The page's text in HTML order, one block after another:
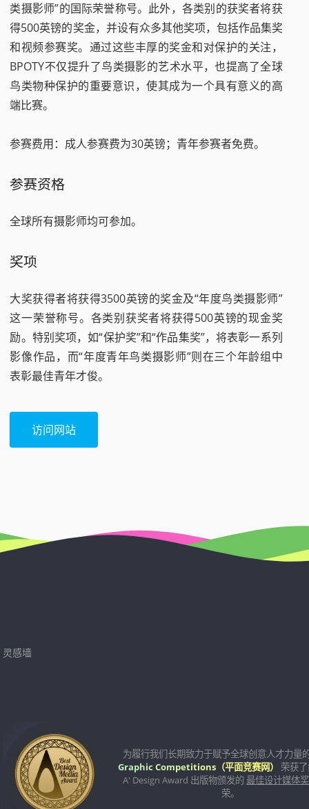
类摄影师”的国际荣誉称号。此外，各类别的获奖者将获
得500英镑的奖金，并设有众多其他奖项，包括作品集奖
和视频参赛奖。通过这些丰厚的奖金和对保护的关注，
BPOTY不仅提升了鸟类摄影的艺术水平，也提高了全球
鸟类物种保护的重要意识，使其成为一个具有意义的高
端比赛。
参赛费用：成人参赛费为30英镑；青年参赛者免费。
参赛资格
全球所有摄影师均可参加。
奖项
大奖获得者将获得3500英镑的奖金及“年度鸟类摄影师”
这一荣誉称号。各类别获奖者将获得500英镑的现金奖
励。特别奖项，如“保护奖”和“作品集奖”，将表彰一系列
影像作品，而“年度青年鸟类摄影师”则在三个年龄组中
表彰最佳青年才俊。
访问网站
灵感墙
为履行我们长期致力于赋予全球创意人才力量
Graphic Competitions（平面竞赛网）
荣获
A' Design Award 出版物颁发的最佳设计媒体奖
荣。